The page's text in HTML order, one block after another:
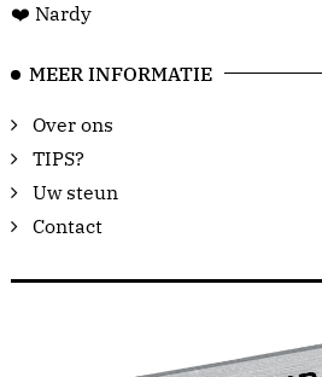
❤️ Nardy
MEER INFORMATIE
Over ons
TIPS?
Uw steun
Contact